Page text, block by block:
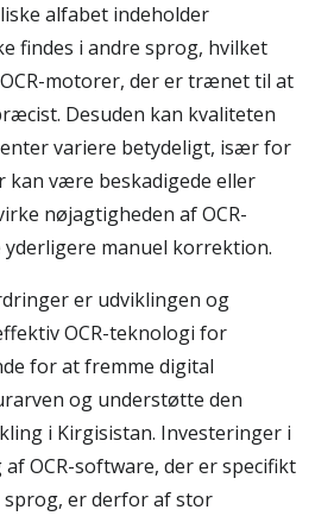
alfabet indeholder
findes i andre sprog, hvilket
motorer, der er trænet til at
Desuden kan kvaliteten
variere betydeligt, især for
være beskadigede eller
nøjagtigheden af OCR-
manuel korrektion.
er udviklingen og
OCR-teknologi for
for at fremme digital
og understøtte den
i Kirgisistan. Investeringer i
OCR-software, der er specifikt
er derfor af stor